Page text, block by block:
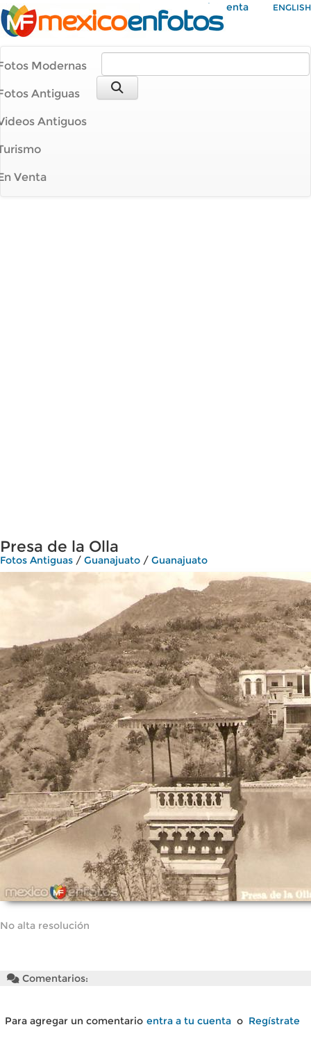
Mi Cuenta ENGLISH
Modernas
Antiguas
Antiguos
Venta
Presa de la Olla
Fotos Antiguas / Guanajuato / Guanajuato
No alta resolución
Comentarios:
Para agregar un comentario entra a tu cuenta o Regístrate